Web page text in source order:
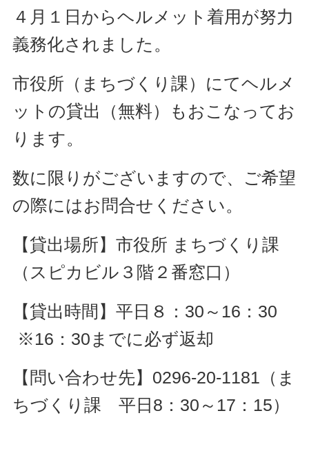
４月１日からヘルメット着用が努力
義務化されました。
市役所（まちづくり課）にてヘルメ
ットの貸出（無料）もおこなってお
ります。
数に限りがございますので、ご希望
の際にはお問合せください。
【貸出場所】市役所 まちづくり課
（スピカビル３階２番窓口）
【貸出時間】平日８：30～16：30
※16：30までに必ず返却
【問い合わせ先】0296-20-1181（ま
ちづくり課 平日8：30～17：15）